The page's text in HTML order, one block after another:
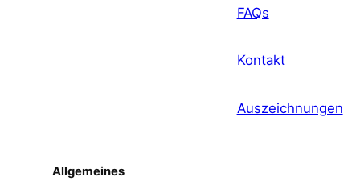
FAQs
Kontakt
Auszeichnungen
Allgemeines